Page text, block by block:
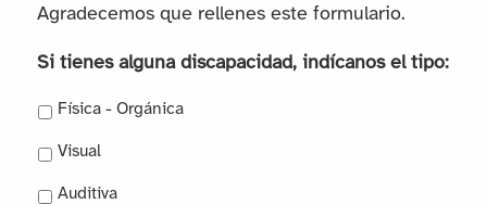
Agradecemos que rellenes este formulario.
Si tienes alguna discapacidad, indícanos el tipo:
Física - Orgánica
Visual
Auditiva